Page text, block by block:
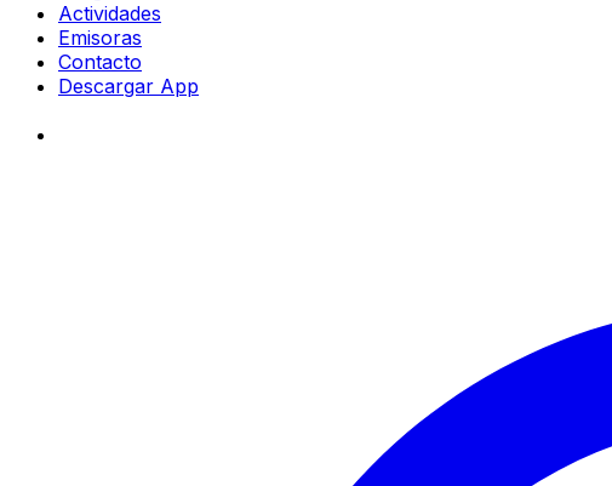
Actividades
Emisoras
Contacto
Descargar App